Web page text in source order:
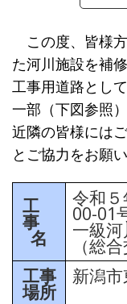
この度、皆様
た河川施設を補
工事用道路とし
一部（下図参照
近隣の皆様には
とご協力をお願
工
事
名
令和
00-01
一級
（総
工事
場所
新潟